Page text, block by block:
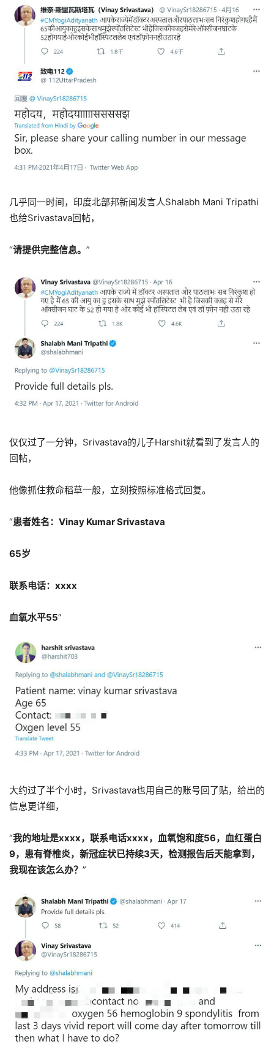
几乎同一时间，印度北部邦新闻发言人Shalabh Mani Tripathi
也给Srivastava回帖，
“请提供完整信息。 ”
仅仅过了一分钟，Srivastava的儿子Harshit就看到了发言人的
回帖，
他像抓住救命稻草一般，立刻按照标准格式回复。
“患者姓名：Vinay Kumar Srivastava
65岁
联系电话：xxxx
血氧水平55”
大约过了半个小时，Srivastava也用自己的账号回了贴，给出的
信息更详细，
“我的地址是xxxx，联系电话xxxx，血氧饱和度56，血红蛋白
9，患有脊椎炎，新冠症状已持续3天，检测报告后天能拿到，
我现在该怎么办？ ”